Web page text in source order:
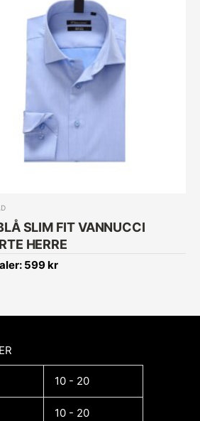
SLIM FIT VANNUCCI
HERRE
599kr
10 - 20
10 - 20